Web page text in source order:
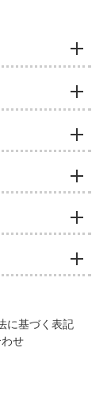
に基づく表記
せ